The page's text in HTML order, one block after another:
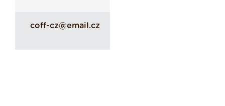
coff-cz@email.cz